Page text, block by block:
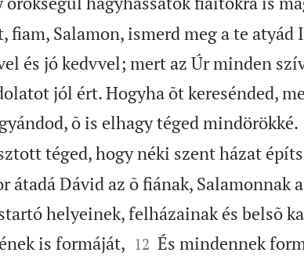
fiam, Salamon, ismerd meg a te
és jó kedvvel; mert az Úr minden
jól ért. Hogyha õt keresénded,
õ is elhagy téged mindörökké.
téged, hogy néki szent házat
átadá Dávid az õ fiának, Salamonnak
helyeinek, felházainak és belsõ
is formáját,
12 És mindennek